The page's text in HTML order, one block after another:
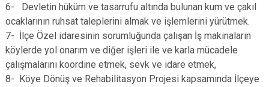
6- Devletin hüküm ve tasarrufu altında bulunan kum ve çakıl
ocaklarının ruhsat taleplerini almak ve işlemlerini yürütmek.
7- İlçe Özel idaresinin sorumluğunda çalışan İş makinaların
köylerde yol onarım ve diğer işleri ile ve karla mücadele
çalışmalarını koordine etmek, sevk ve idare etmek,
8- Köye Dönüş ve Rehabilitasyon Projesi kapsamında İlçeye